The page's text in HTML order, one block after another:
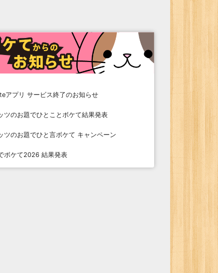
アプリ サービス終了のお知らせ
ツのお題でひとことボケて結果発表
ツのお題でひと言ボケて キャンペーン
ボケて2026 結果発表